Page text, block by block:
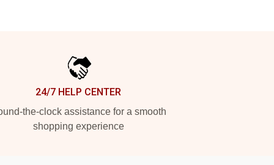
24/7 HELP CENTER
the-clock assistance for a smooth
shopping experience